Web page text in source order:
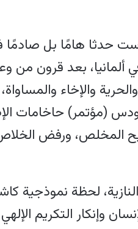
حدثا هامًا بل صادمًا
ألمانيا، بعد قرون من
والإخاء
المخلص، ورفض
لحظة نموذجية
وإنكار التكريم